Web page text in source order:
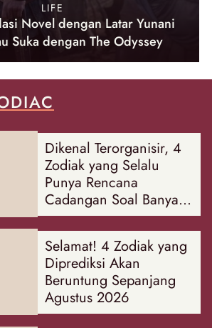
LIFE
Novel dengan Latar Yunani
Suka dengan The Odyssey
Dikenal Terorganisir, 4
Zodiak yang Selalu
Punya Rencana
Cadangan Soal Banyak
Hal
Selamat! 4 Zodiak yang
Diprediksi Akan
Beruntung Sepanjang
Agustus 2026